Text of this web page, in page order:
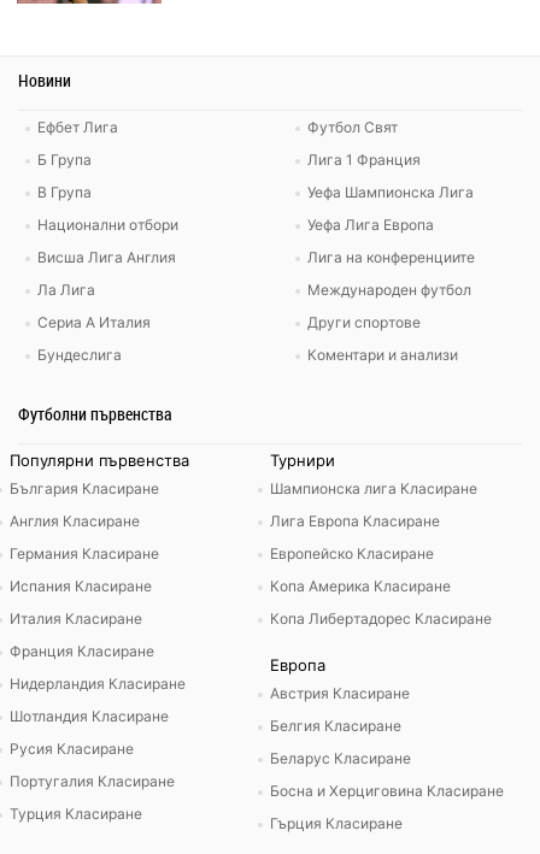
Новини
Ефбет Лига
Б Група
В Група
Национални отбори
Висша Лига Англия
Ла Лига
Сериа А Италия
Бундеслига
Футбол Свят
Лига 1 Франция
Уефа Шампионска Лига
Уефа Лига Европа
Лига на конференциите
Международен футбол
Други спортове
Коментари и анализи
Футболни първенства
Популярни първенства
България Класиране
Англия Класиране
Германия Класиране
Испания Класиране
Италия Класиране
Франция Класиране
Нидерландия Класиране
Шотландия Класиране
Русия Класиране
Португалия Класиране
Турция Класиране
Турнири
Шампионска лига Класиране
Лига Европа Класиране
Европейско Класиране
Копа Америка Класиране
Копа Либертадорес Класиране
Европа
Австрия Класиране
Белгия Класиране
Беларус Класиране
Босна и Херциговина Класиране
Гърция Класиране